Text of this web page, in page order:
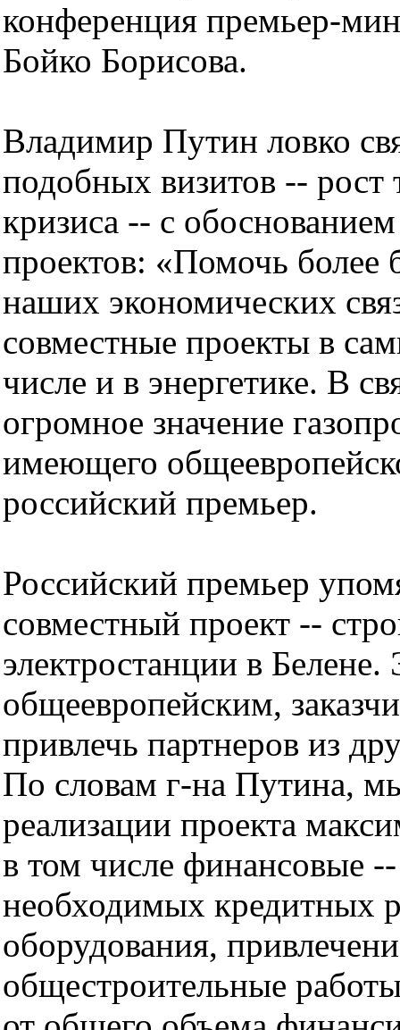
конференция премьер-
Бойко Борисова.
Владимир Путин ловко
подобных визитов -- рост
кризиса -- с
проектов: «Помочь более
наших экономических
совместные проекты в
числе и в энергетике. В
огромное значение
имеющего
российский премьер.
Российский премьер
совместный проект --
электростанции в
общеевропейским,
привлечь партнеров из
По словам г-на Путина,
реализации проекта
в том числе финансовые
необходимых кредитных
оборудования,
общестроительные